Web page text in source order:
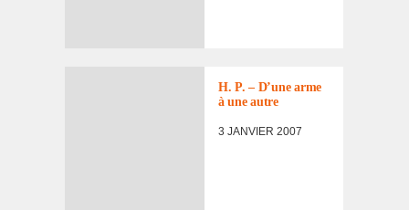
H. P. – D’une arme
à une autre
3 JANVIER 2007